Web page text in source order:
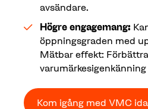
avsändare.
Högre engagemang:
öppningsgraden med
Mätbar effekt:
Kom igång med VMC